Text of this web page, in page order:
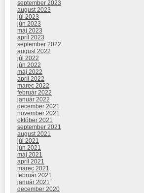
september 2023
august 2023
júl 2023
jún 2023
máj 2023
apríl 2023
september 2022
august 2022
júl 2022
jún 2022
máj 2022
apríl 2022
marec 2022
február 2022
január 2022
december 2021
november 2021
október 2021
september 2021
august 2021
júl 2021
jún 2021
máj 2021
apríl 2021
marec 2021
február 2021
január 2021
december 2020